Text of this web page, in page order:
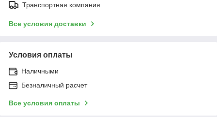
Транспортная компания
Все условия доставки
Условия оплаты
Наличными
Безналичный расчет
Все условия оплаты